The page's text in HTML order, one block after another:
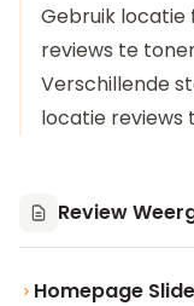
Gebruik locatie
reviews te
Verschillende
locatie reviews
Review
Homepage